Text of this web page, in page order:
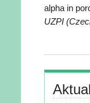
alpha in
UZPI